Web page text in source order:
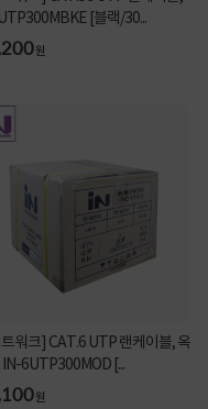
[블랙/30...
원
트워크] CAT.6 UTP 랜케이블, 옥
IN-6UTP300MOD [...
원